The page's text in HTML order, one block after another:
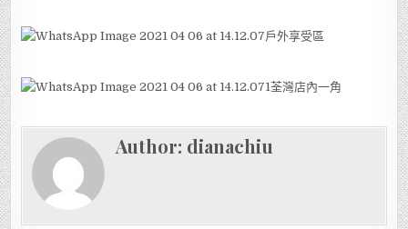
戶外享受區
荃灣店內一角
Author: dianachiu